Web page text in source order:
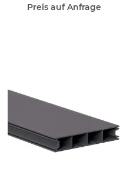
Reinweiß - RAL 9010
Preis auf Anfrage